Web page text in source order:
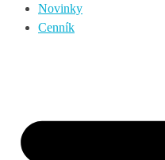
Novinky
Cenník